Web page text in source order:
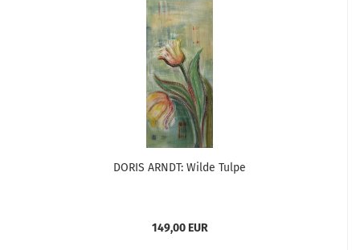
DORIS ARNDT: Wilde Tulpe
149,00 EUR